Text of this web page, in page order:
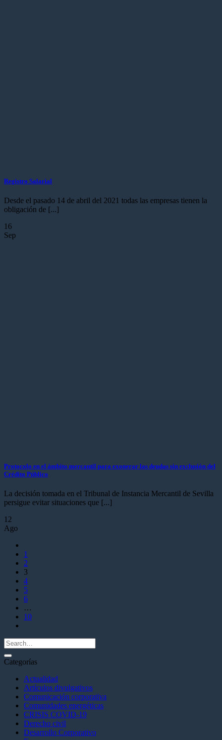
Registro Salarial
Desde el pasado 14 de abril del 2021 todas las empresas tienen la
obligación de [...]
16
Sep
Protocolo en el ámbito mercantil para exonerar las deudas sin exclusión del
Crédito Público
La decisión tomada en el Tribunal de Instancia Mercantil de Sevilla
persigue evitar situaciones que [...]
12
Ago
1
2
3
4
5
6
…
10
Categorías
Actualidad
Artículos divulgativos
Comunicación corporativa
Comunidades energéticas
CRISIS COVID-19
Derecho civil
Desarrollo Corporativo